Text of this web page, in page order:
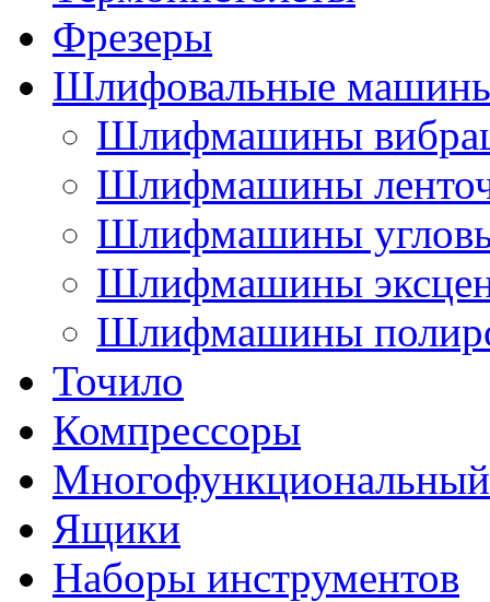
Фрезеры
Шлифовальные
Шлифмашины
Шлифмашины
Шлифмашины
Шлифмашины
Шлифмашины
Точило
Компрессоры
Ящики
Наборы инструментов